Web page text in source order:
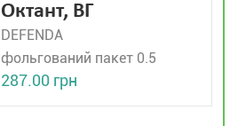
Октант, ВГ
DEFENDA
фольгований пакет 0.5
287.00 грн